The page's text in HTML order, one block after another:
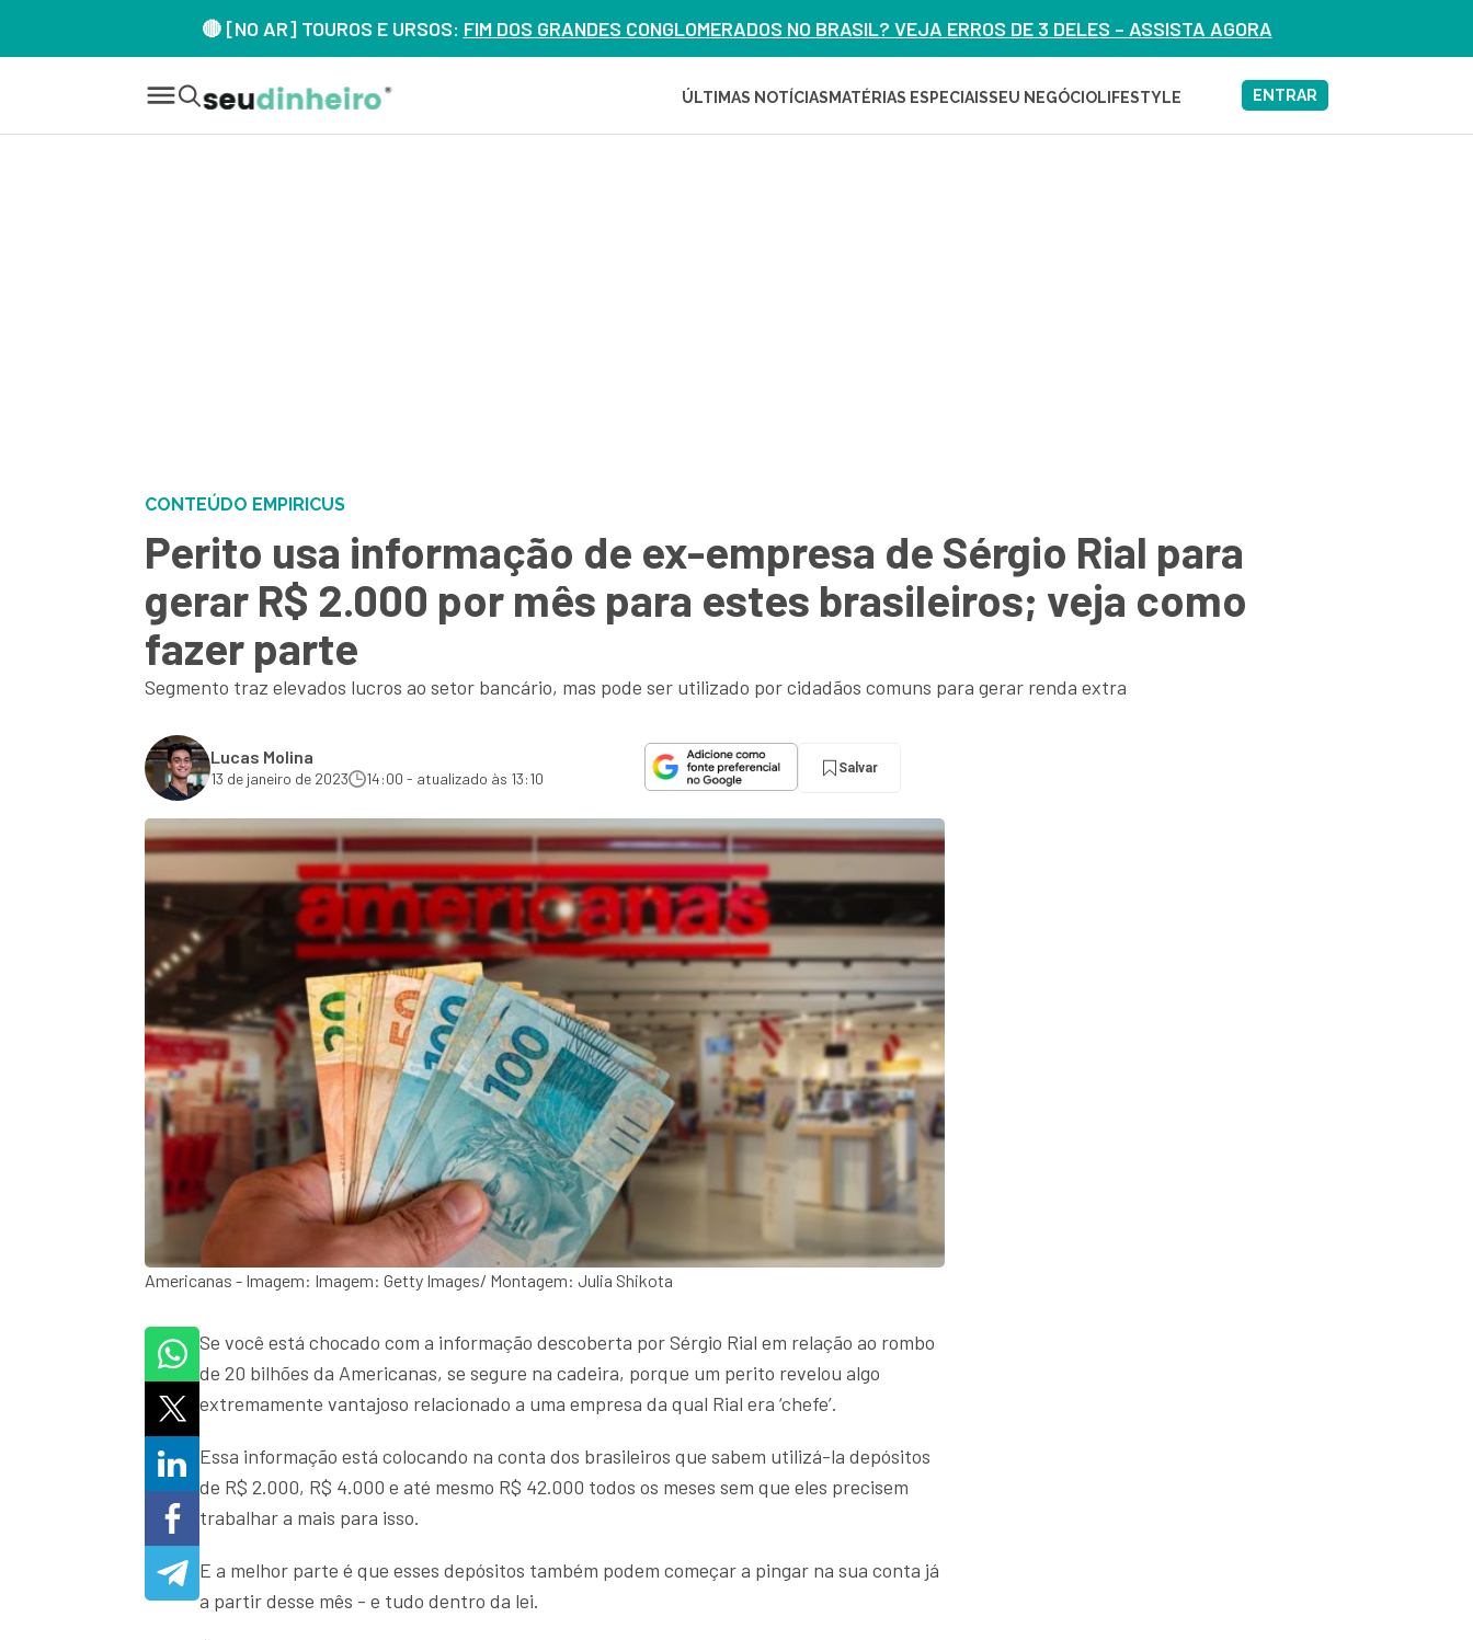
🔴 [NO AR] TOUROS E URSOS: FIM DOS GRANDES CONGLOMERADOS NO BRASIL? VEJA ERROS DE 3 DELES – ASSISTA AGORA
ÚLTIMAS NOTÍCIAS MATÉRIAS ESPECIAISSEU NEGÓCIOLIFESTYLE ENTRAR
CONTEÚDO EMPIRICUS
Perito usa informação de ex-empresa de Sérgio Rial para
gerar R$ 2.000 por mês para estes brasileiros; veja como
fazer parte
Segmento traz elevados lucros ao setor bancário, mas pode ser utilizado por cidadãos comuns para gerar renda extra
Lucas Molina
13 de janeiro de 2023 14:00 - atualizado às 13:10
Salvar
Americanas - Imagem: Imagem: Getty Images/ Montagem: Julia Shikota
Se você está chocado com a informação descoberta por Sérgio Rial em relação ao rombo
de 20 bilhões da Americanas, se segure na cadeira, porque um perito revelou algo
extremamente vantajoso relacionado a uma empresa da qual Rial era ‘chefe’.
Essa informação está colocando na conta dos brasileiros que sabem utilizá-la depósitos
de R$ 2.000, R$ 4.000 e até mesmo R$ 42.000 todos os meses sem que eles precisem
trabalhar a mais para isso.
E a melhor parte é que esses depósitos também podem começar a pingar na sua conta já
a partir desse mês - e tudo dentro da lei.